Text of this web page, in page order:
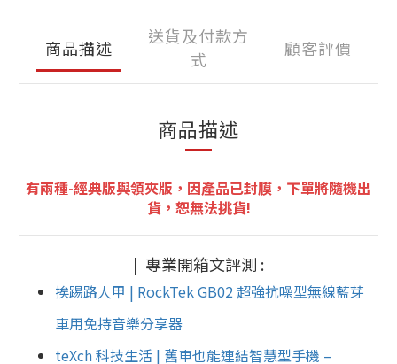
商品描述
送貨及付款方
式
顧客評價
商品描述
有兩種-經典版與領夾版， 因產品已封膜，下單將隨機出
貨，恕無法挑貨!
| 專業開箱文評測 :
挨踢路人甲 | RockTek GB02 超強抗噪型無線藍芽
車用免持音樂分享器
teXch 科技生活 | 舊車也能連結智慧型手機 –